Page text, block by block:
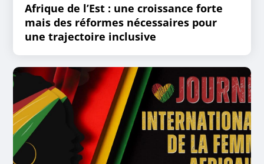
Afrique de l’Est : une croissance forte
mais des réformes nécessaires pour
une trajectoire inclusive